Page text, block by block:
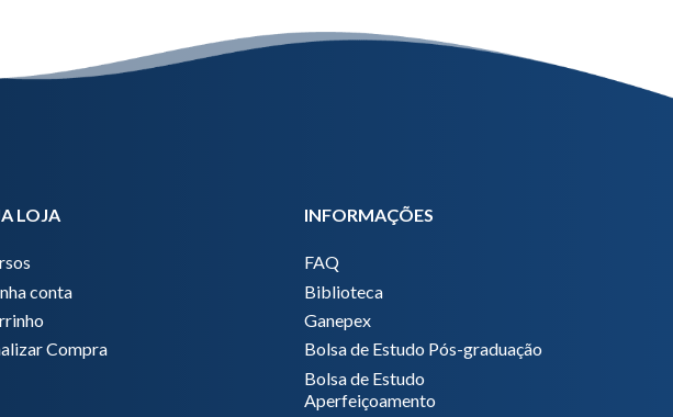
LOJA
conta
Compra
INFORMAÇÕES
FAQ
Biblioteca
Ganepex
Bolsa de Estudo Pós-graduação
Bolsa de Estudo
Aperfeiçoamento